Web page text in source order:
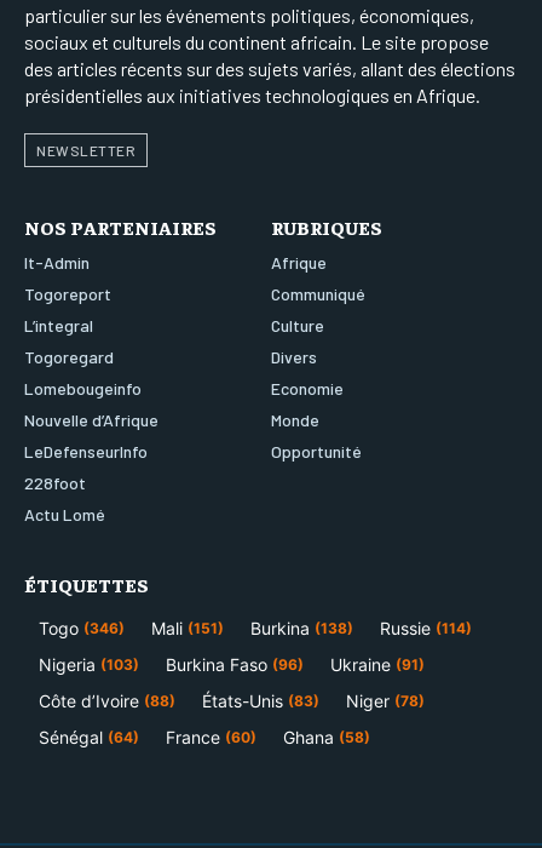
particulier sur les événements politiques, économiques,
sociaux et culturels du continent africain. Le site propose
des articles récents sur des sujets variés, allant des élections
présidentielles aux initiatives technologiques en Afrique.
NEWSLETTER
NOS PARTENIAIRES
It-Admin
Togoreport
L’integral
Togoregard
Lomebougeinfo
Nouvelle d’Afrique
LeDefenseurInfo
228foot
Actu Lomé
RUBRIQUES
Afrique
Communiqué
Culture
Divers
Economie
Monde
Opportunité
ÉTIQUETTES
Togo (346) Mali (151) Burkina (138) Russie (114)
Nigeria (103) Burkina Faso (96) Ukraine (91)
Côte d’Ivoire (88) États-Unis (83) Niger (78)
Sénégal (64) France (60) Ghana (58)